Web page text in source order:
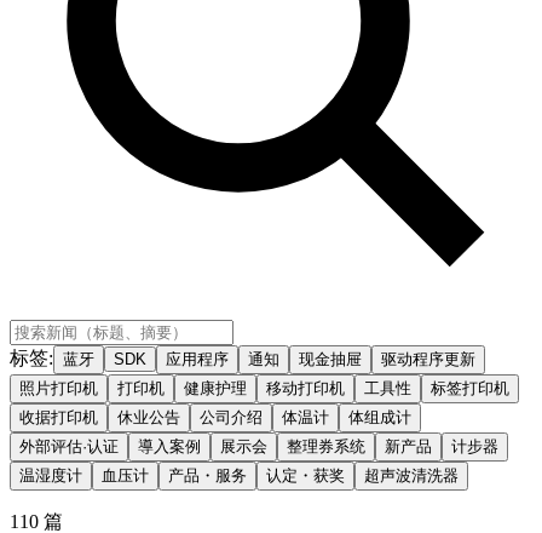
标签: 蓝牙 SDK 应用程序 通知 现金抽屉
驱动程序更新
照片打印机
打印机 健康护理 移动打印机 工具性
标签打印机
收据打印机
休业公告 公司介绍 体温计
体组成计
外部评估·认证
導入案例 展示会 整理券系统 新产品
计步器
温湿度计
血压计 产品・服务 认定・获奖 超声波清洗器
110 篇